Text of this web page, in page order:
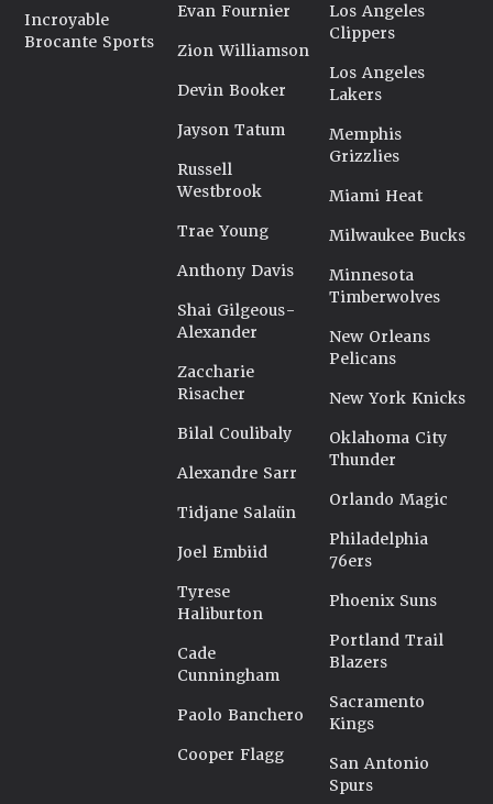
Incroyable
Brocante Sports
Evan Fournier
Zion Williamson
Devin Booker
Jayson Tatum
Russell
Westbrook
Trae Young
Anthony Davis
Shai Gilgeous-
Alexander
Zaccharie
Risacher
Bilal Coulibaly
Alexandre Sarr
Tidjane Salaün
Joel Embiid
Tyrese
Haliburton
Cade
Cunningham
Paolo Banchero
Cooper Flagg
Los Angeles
Clippers
Los Angeles
Lakers
Memphis
Grizzlies
Miami Heat
Milwaukee Bucks
Minnesota
Timberwolves
New Orleans
Pelicans
New York Knicks
Oklahoma City
Thunder
Orlando Magic
Philadelphia
76ers
Phoenix Suns
Portland Trail
Blazers
Sacramento
Kings
San Antonio
Spurs